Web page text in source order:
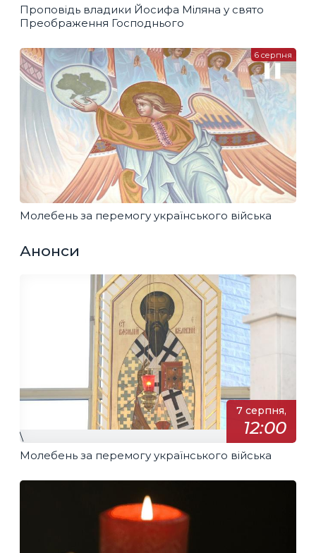
Проповідь владики Йосифа Міляна у свято
Преображення Господнього
Молебень за перемогу українського війська
6 серпня
Анонси
7 серпня,
12:00
\
Молебень за перемогу українського війська